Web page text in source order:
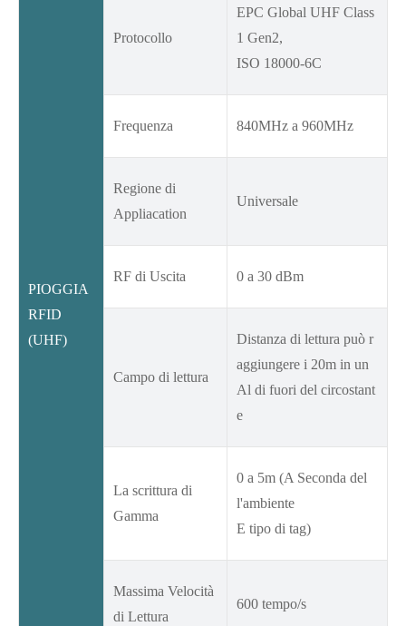
PIOGGIA
RFID
(UHF)
Protocollo
EPC Global UHF Class
1 Gen2,
ISO 18000-6C
Frequenza 840MHz a 960MHz
Regione di
Appliacation
Universale
RF di Uscita 0 a 30 dBm
Campo di lettura
Distanza di lettura può r
aggiungere i 20m in un
Al di fuori del circostant
e
La scrittura di
Gamma
0 a 5m (A Seconda del
l'ambiente
E tipo di tag)
Massima Velocità
di Lettura
600 tempo/s